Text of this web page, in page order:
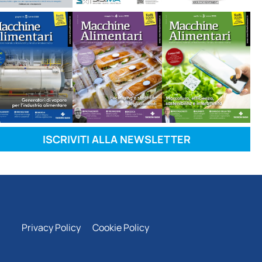
ISCRIVITI ALLA NEWSLETTER
Privacy Policy Cookie Policy